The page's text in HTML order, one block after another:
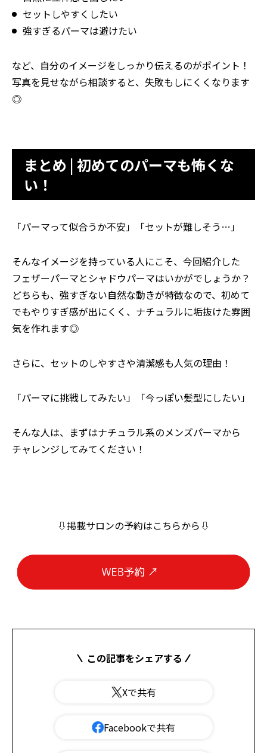
セットしやすくしたい
強すぎるパーマは避けたい
など、自分のイメージをしっかり伝えるのがポイント！
写真を見せながら相談すると、失敗もしにくくなります
◎
まとめ | 初めてのパーマも怖くな
い！
「パーマって似合うか不安」「セットが難しそう…」
そんなイメージを持っている人にこそ、今回紹介した
フェザーパーマとシャドウパーマはいかがでしょうか？
どちらも、強すぎない自然な動きが特徴なので、初めて
でもやりすぎ感が出にくく、ナチュラルに垢抜けた雰囲
気を作れます◎
さらに、セットのしやすさや清潔感も人気の理由！
「パーマに挑戦してみたい」「今っぽい髪型にしたい」
そんな人は、まずはナチュラル系のメンズパーマから
チャレンジしてみてください！
⇩掲載サロンの予約はこちらから⇩
この記事をシェアする
Xで共有
Facebookで共有